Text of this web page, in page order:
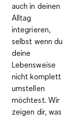
auch in deinen
Alltag
integrieren,
selbst wenn du
deine
Lebensweise
nicht komplett
umstellen
möchtest. Wir
zeigen dir, was